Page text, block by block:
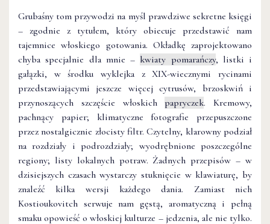
Grubaśny tom przywodzi na myśl prawdziwe sekretne księgi
– zgodnie z tytułem, który obiecuje przedstawić nam
tajemnice włoskiego gotowania. Okładkę zaprojektowano
chyba specjalnie dla mnie – kwiaty pomarańczy, listki i
gałązki, w środku wyklejka z XIX-wiecznymi rycinami
przedstawiającymi jeszcze więcej cytrusów, brzoskwiń i
przynoszących szczęście włoskichpapryczek. Kremowy,
pachnący papier; klimatyczne fotografie przepuszczone
przez nostalgicznie złocisty filtr. Czytelny, klarowny podział
na rozdziały i podrozdziały; wyodrębnione poszczególne
regiony; listy lokalnych potraw. Żadnych przepisów – w
dzisiejszych czasach wystarczy stuknięcie w klawiaturę, by
znaleźć kilka wersji każdego dania. Zamiast nich
Kostioukovitch serwuje nam gęstą, aromatyczną i pełną
smaku opowieść o włoskiej kulturze – jedzenia, ale nie tylko.